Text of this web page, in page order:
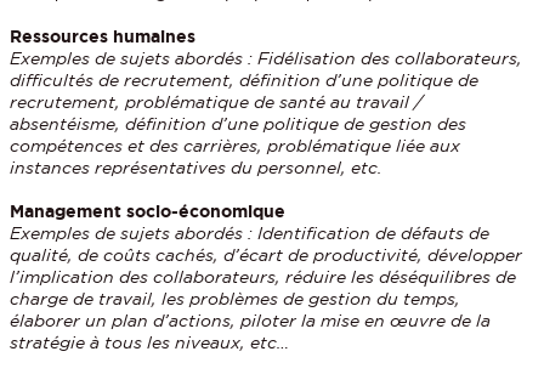
Ressources humaines
Exemples de sujets abordés : Fidélisation des collaborateurs,
difficultés de recrutement, définition d’une politique de
recrutement, problématique de santé au travail /
absentéisme, définition d’une politique de gestion des
compétences et des carrières, problématique liée aux
instances représentatives du personnel, etc.
Management socio-économique
Exemples de sujets abordés : Identification de défauts de
qualité, de coûts cachés, d’écart de productivité, développer
l’implication des collaborateurs, réduire les déséquilibres de
charge de travail, les problèmes de gestion du temps,
élaborer un plan d’actions, piloter la mise en œuvre de la
stratégie à tous les niveaux, etc…